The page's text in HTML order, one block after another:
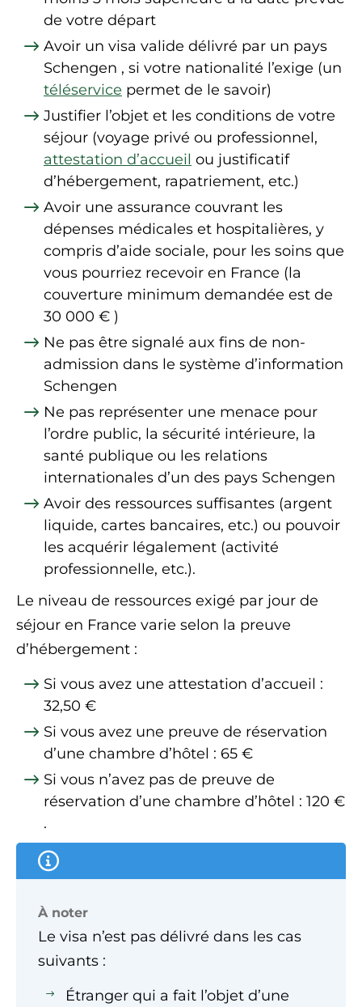
de votre départ
Avoir un visa valide délivré par un pays
Schengen , si votre nationalité l’exige (un
téléservice permet de le savoir)
Justifier l’objet et les conditions de votre
séjour (voyage privé ou professionnel,
attestation d’accueil ou justificatif
d’hébergement, rapatriement, etc.)
Avoir une assurance couvrant les
dépenses médicales et hospitalières, y
compris d’aide sociale, pour les soins que
vous pourriez recevoir en France (la
couverture minimum demandée est de
30 000 € )
Ne pas être signalé aux fins de non-
admission dans le système d’information
Schengen
Ne pas représenter une menace pour
l’ordre public, la sécurité intérieure, la
santé publique ou les relations
internationales d’un des pays Schengen
Avoir des ressources suffisantes (argent
liquide, cartes bancaires, etc.) ou pouvoir
les acquérir légalement (activité
professionnelle, etc.).
Le niveau de ressources exigé par jour de
séjour en France varie selon la preuve
d’hébergement :
Si vous avez une attestation d’accueil :
32,50 €
Si vous avez une preuve de réservation
d’une chambre d’hôtel : 65 €
Si vous n’avez pas de preuve de
réservation d’une chambre d’hôtel : 120 €
.
À noter
Le visa n’est pas délivré dans les cas
suivants :
Étranger qui a fait l’objet d’une